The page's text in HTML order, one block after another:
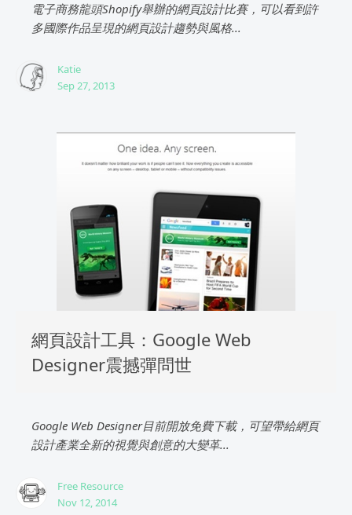
電子商務龍頭Shopify舉辦的網頁設計比賽，可以看到許
多國際作品呈現的網頁設計趨勢與風格...
Katie
Sep 27, 2013
網頁設計工具：Google Web
Designer震撼彈問世
Google Web Designer目前開放免費下載，可望帶給網頁
設計產業全新的視覺與創意的大變革...
Free Resource
Nov 12, 2014